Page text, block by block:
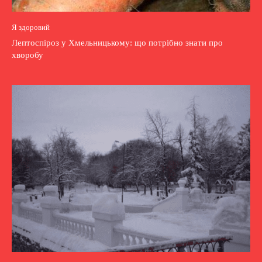
Я здоровий
Лептоспіроз у Хмельницькому: що потрібно знати про
хворобу